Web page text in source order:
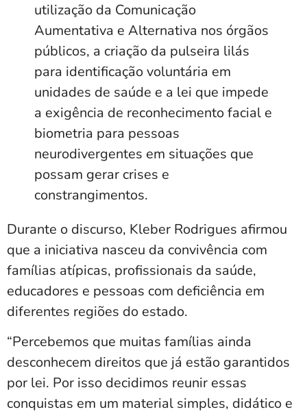
utilização da Comunicação
Aumentativa e Alternativa nos órgãos
públicos, a criação da pulseira lilás
para identificação voluntária em
unidades de saúde e a lei que impede
a exigência de reconhecimento facial e
biometria para pessoas
neurodivergentes em situações que
possam gerar crises e
constrangimentos.
Durante o discurso, Kleber Rodrigues afirmou
que a iniciativa nasceu da convivência com
famílias atípicas, profissionais da saúde,
educadores e pessoas com deficiência em
diferentes regiões do estado.
“Percebemos que muitas famílias ainda
desconhecem direitos que já estão garantidos
por lei. Por isso decidimos reunir essas
conquistas em um material simples, didático e